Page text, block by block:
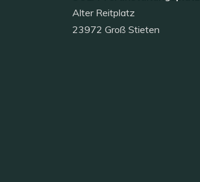
Alter Reitplatz
23972 Groß Stieten